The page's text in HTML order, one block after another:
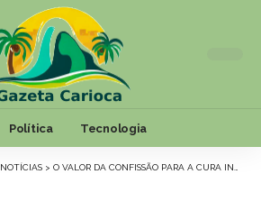
Política Tecnologia
NOTÍCIAS > O VALOR DA CONFISSÃO PARA A CURA INTERIOR: VERDADE QUE RECONCILIA E REFAZ A ESPERANÇA